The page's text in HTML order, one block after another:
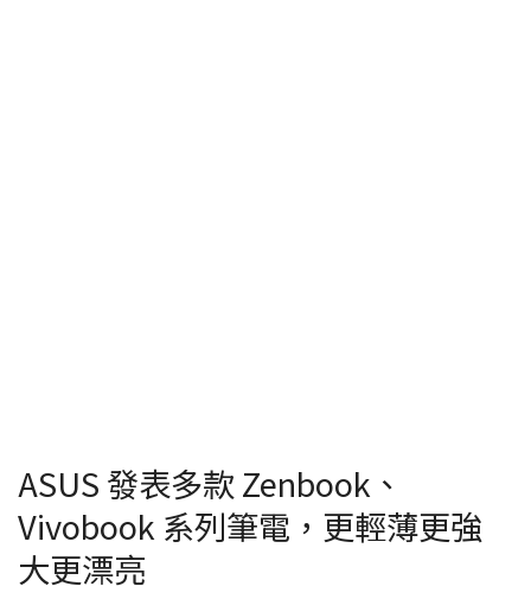
ASUS 發表多款 Zenbook、
Vivobook 系列筆電，更輕薄更強
大更漂亮